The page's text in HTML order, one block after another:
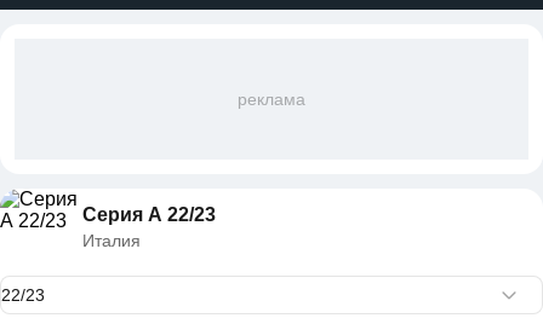
реклама
Серия А 22/23
Италия